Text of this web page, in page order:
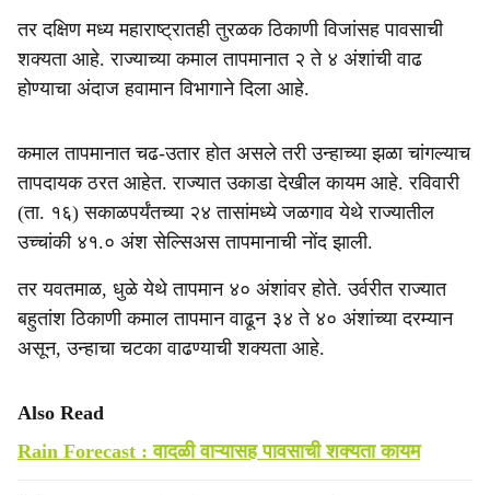
तर दक्षिण मध्य महाराष्ट्रातही तुरळक ठिकाणी विजांसह पावसाची
शक्यता आहे. राज्याच्या कमाल तापमानात २ ते ४ अंशांची वाढ
होण्याचा अंदाज हवामान विभागाने दिला आहे.
कमाल तापमानात चढ-उतार होत असले तरी उन्हाच्या झळा चांगल्याच
तापदायक ठरत आहेत. राज्यात उकाडा देखील कायम आहे. रविवारी
(ता. १६) सकाळपर्यंतच्या २४ तासांमध्ये जळगाव येथे राज्यातील
उच्चांकी ४१.० अंश सेल्सिअस तापमानाची नोंद झाली.
तर यवतमाळ, धुळे येथे तापमान ४० अंशांवर होते. उर्वरीत राज्यात
बहुतांश ठिकाणी कमाल तापमान वाढून ३४ ते ४० अंशांच्या दरम्यान
असून, उन्हाचा चटका वाढण्याची शक्यता आहे.
Also Read
Rain Forecast : वादळी वाऱ्यासह पावसाची शक्यता कायम